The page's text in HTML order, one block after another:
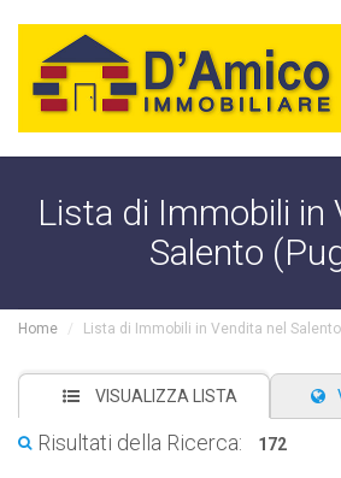
Lista di Immobili in
Salento
Home Lista di Immobili in Vendita nel
VISUALIZZA LISTA
Risultati della Ricerca: 172